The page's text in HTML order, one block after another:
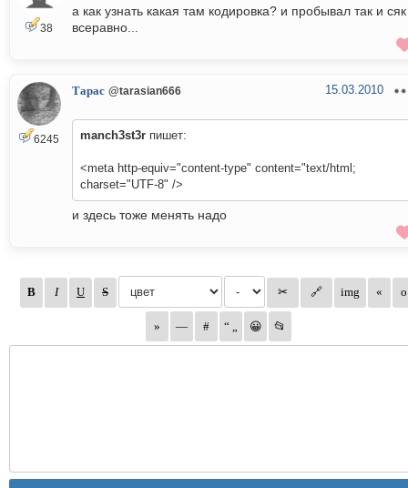
38
а как узнать какая там кодировка? и пробывал так и сяк
всеравно...
6245
Тарас @tarasian666 15.03.2010
manch3st3r пишет:
<meta http-equiv="content-type" content="text/html;
charset="UTF-8" />
и здесь тоже менять надо